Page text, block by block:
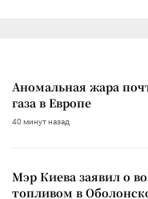
Аномальная жара
газа в Европе
40 минут назад
Мэр Киева заявил о
топливом в